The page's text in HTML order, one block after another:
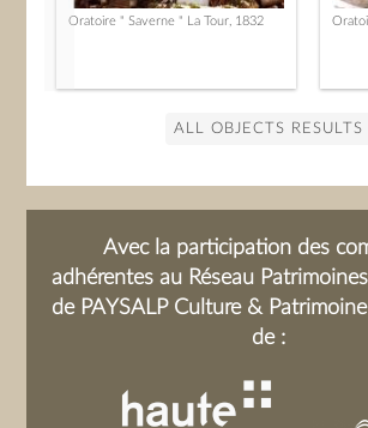
Oratoire " Saverne " La Tour, 1832
ALL OBJECTS RESULTS
Avec la participation des
adhérentes au Réseau
de PAYSALP Culture &
de :